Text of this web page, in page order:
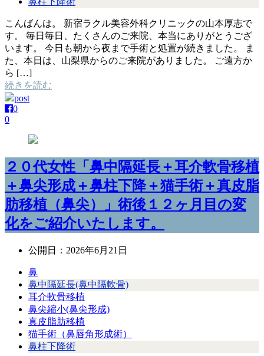
こんばんは。 新宿ラクル美容外科クリニックの山本厚志で
す。 毎日毎日、たくさんのご来院、本当にありがとうござ
います。 今日も朝から夜まで手術と処置が続きました。 ま
た、本日は、山梨県からのご来院がありました。 ご遠方か
ら […]
続きを読む
post
0
0
２０代女性「鼻中隔延長＋耳介軟骨移植
＋鼻尖形成＋鼻柱下降＋猫手術＋真皮脂
肪移植（鼻尖）」術後１２ヶ月目の変
化をご紹介いたします。
公開日： 2026年6月21日
鼻
鼻中隔延長(鼻中隔軟骨)
耳介軟骨移植
鼻尖縮小(鼻尖形成)
真皮脂肪移植
猫手術（鼻唇角形成術）
鼻柱下降術